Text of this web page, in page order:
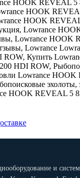
HOOK REVEAL 5
HOOK
HOOK
, Lowrance
, Lowrance HOOK
, Lowrance
ROW, Купить
HDI ROW,
Lowrance
эхолоты,
HOOK REVEAL 5
и